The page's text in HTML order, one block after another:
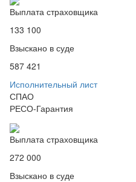
Выплата страховщика
133 100
Взыскано в суде
587 421
Исполнительный лист
СПАО
РЕСО-Гарантия
Выплата страховщика
272 000
Взыскано в суде